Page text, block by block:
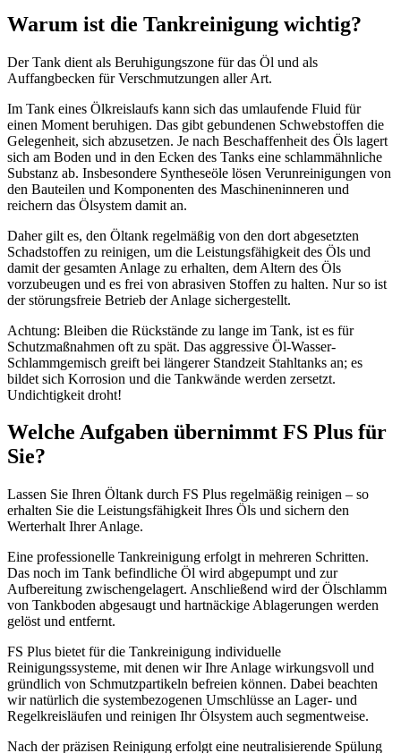
Warum ist die Tankreinigung wichtig?
Der Tank dient als Beruhigungszone für das Öl und als
Auffangbecken für Verschmutzungen aller Art.
Im Tank eines Ölkreislaufs kann sich das umlaufende Fluid für
einen Moment beruhigen. Das gibt gebundenen Schwebstoffen die
Gelegenheit, sich abzusetzen. Je nach Beschaffenheit des Öls lagert
sich am Boden und in den Ecken des Tanks eine schlammähnliche
Substanz ab. Insbesondere Syntheseöle lösen Verunreinigungen von
den Bauteilen und Komponenten des Maschineninneren und
reichern das Ölsystem damit an.
Daher gilt es, den Öltank regelmäßig von den dort abgesetzten
Schadstoffen zu reinigen, um die Leistungsfähigkeit des Öls und
damit der gesamten Anlage zu erhalten, dem Altern des Öls
vorzubeugen und es frei von abrasiven Stoffen zu halten. Nur so ist
der störungsfreie Betrieb der Anlage sichergestellt.
Achtung: Bleiben die Rückstände zu lange im Tank, ist es für
Schutzmaßnahmen oft zu spät. Das aggressive Öl-Wasser-
Schlammgemisch greift bei längerer Standzeit Stahltanks an; es
bildet sich Korrosion und die Tankwände werden zersetzt.
Undichtigkeit droht!
Welche Aufgaben übernimmt FS Plus für
Sie?
Lassen Sie Ihren Öltank durch FS Plus regelmäßig reinigen – so
erhalten Sie die Leistungsfähigkeit Ihres Öls und sichern den
Werterhalt Ihrer Anlage.
Eine professionelle Tankreinigung erfolgt in mehreren Schritten.
Das noch im Tank befindliche Öl wird abgepumpt und zur
Aufbereitung zwischengelagert. Anschließend wird der Ölschlamm
von Tankboden abgesaugt und hartnäckige Ablagerungen werden
gelöst und entfernt.
FS Plus bietet für die Tankreinigung individuelle
Reinigungssysteme, mit denen wir Ihre Anlage wirkungsvoll und
gründlich von Schmutzpartikeln befreien können. Dabei beachten
wir natürlich die systembezogenen Umschlüsse an Lager- und
Regelkreisläufen und reinigen Ihr Ölsystem auch segmentweise.
Nach der präzisen Reinigung erfolgt eine neutralisierende Spülung